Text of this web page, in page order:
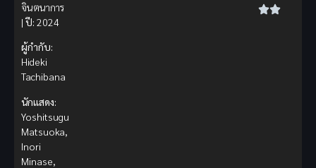
จินตนาการ
| ปี: 2024
ผู้กำกับ:
Hideki
Tachibana
นักแสดง:
Yoshitsugu
Matsuoka,
Inori
Minase,